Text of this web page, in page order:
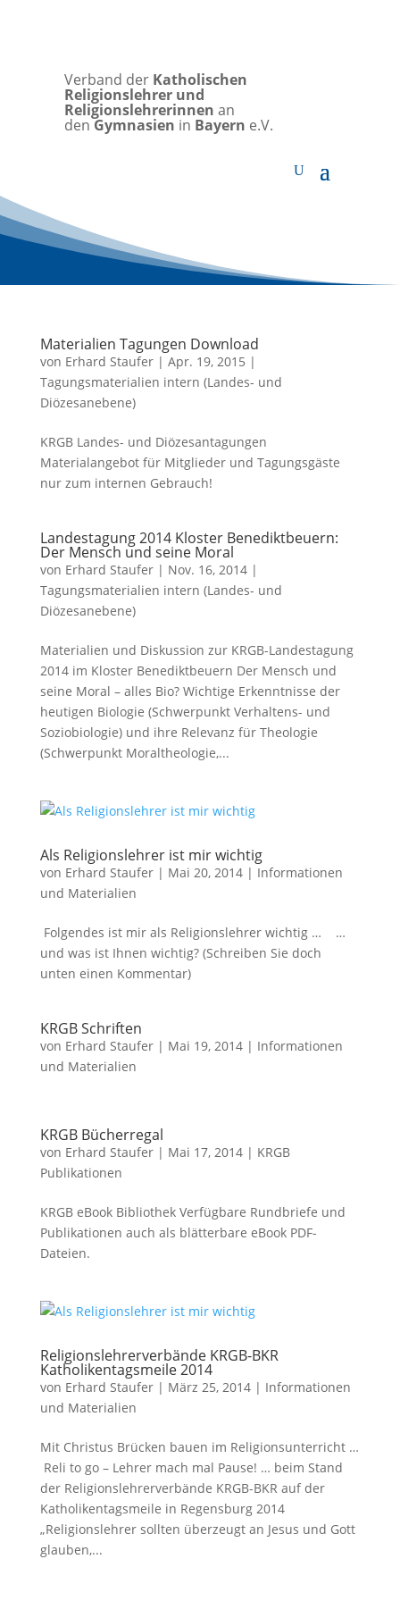
Verband der Katholischen
Religionslehrer und
Religionslehrerinnen an
denGymnasien in Bayern e.V.
Materialien Tagungen Download
von Erhard Staufer| Apr. 19, 2015 |
Tagungsmaterialien intern (Landes- und
Diözesanebene)
KRGB Landes- und Diözesantagungen
Materialangebot für Mitglieder und Tagungsgäste
nur zum internen Gebrauch!
Landestagung 2014 Kloster Benediktbeuern:
Der Mensch und seine Moral
von Erhard Staufer| Nov. 16, 2014|
Tagungsmaterialien intern (Landes- und
Diözesanebene)
Materialien und Diskussion zur KRGB-Landestagung
2014 im Kloster Benediktbeuern Der Mensch und
seine Moral – alles Bio? Wichtige Erkenntnisse der
heutigen Biologie (Schwerpunkt Verhaltens- und
Soziobiologie) und ihre Relevanz für Theologie
(Schwerpunkt Moraltheologie,...
Als Religionslehrer ist mir wichtig
von Erhard Staufer| Mai 20, 2014| Informationen
und Materialien
Folgendes ist mir als Religionslehrer wichtig … …
und was ist Ihnen wichtig? (Schreiben Sie doch
unten einen Kommentar)
KRGB Schriften
von Erhard Staufer| Mai 19, 2014| Informationen
und Materialien
KRGB Bücherregal
von Erhard Staufer| Mai 17, 2014| KRGB
Publikationen
KRGB eBook Bibliothek Verfügbare Rundbriefe und
Publikationen auch als blätterbare eBook PDF-
Dateien.
Religionslehrerverbände KRGB-BKR
Katholikentagsmeile 2014
von Erhard Staufer| März 25, 2014| Informationen
und Materialien
Mit Christus Brücken bauen im Religionsunterricht …
Reli to go – Lehrer mach mal Pause! … beim Stand
der Religionslehrerverbände KRGB-BKR auf der
Katholikentagsmeile in Regensburg 2014
„Religionslehrer sollten überzeugt an Jesus und Gott
glauben,...